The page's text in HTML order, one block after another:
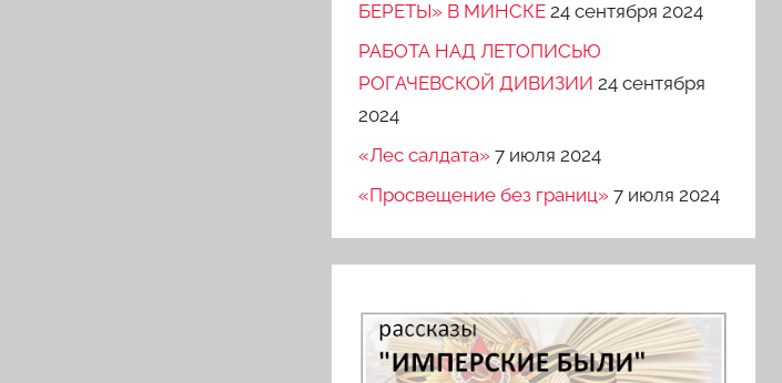
БЕРЕТЫ» В МИНСКЕ 24 сентября 2024
РАБОТА НАД ЛЕТОПИСЬЮ
РОГАЧЕВСКОЙ ДИВИЗИИ 24 сентября
2024
«Лес салдата» 7 июля 2024
«Просвещение без границ» 7 июля 2024